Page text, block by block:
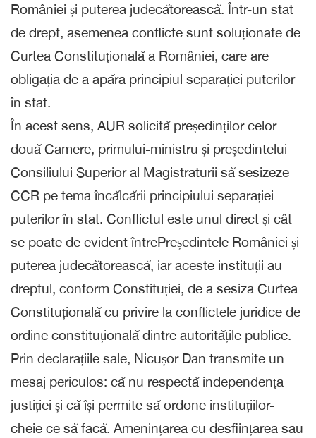
României și puterea judecătorească. Într-un stat
de drept, asemenea conflicte sunt soluționate de
Curtea Constituțională a României, care are
obligația de a apăra principiul separației puterilor
în stat.
În acest sens, AUR solicită președinților celor
două Camere, primului-ministru și președintelui
Consiliului Superior al Magistraturii să sesizeze
CCR pe tema încălcării principiului separației
puterilor în stat. Conflictul este unul direct și cât
se poate de evident întrePreședintele României și
puterea judecătorească, iar aceste instituții au
dreptul, conform Constituției, de a sesiza Curtea
Constituțională cu privire la conflictele juridice de
ordine constituțională dintre autoritățile publice.
Prin declarațiile sale, Nicușor Dan transmite un
mesaj periculos: că nu respectă independența
justiției și că își permite să ordone instituțiilor-
cheie ce să facă. Amenințarea cu desființarea sau